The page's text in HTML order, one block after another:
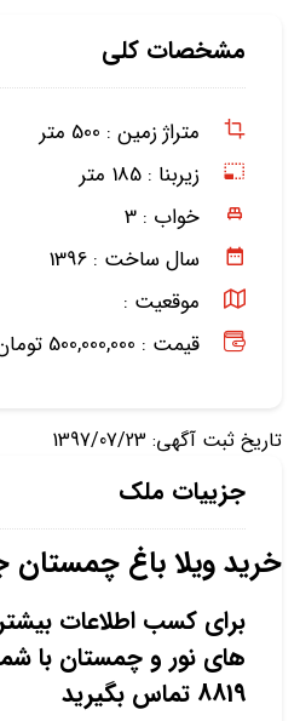
مشخصات کلی
متراژ زمین : 500 متر
زیربنا : 185 متر
خواب : 3
سال ساخت : 1396
موقعیت :
قیمت : 500,000,000 تومان /
تاریخ ثبت آگهی: 1397/07/23
جزییات ملک
خرید ویلا باغ چمستان
برای کسب اطلاعات
8819 تماس بگیرید